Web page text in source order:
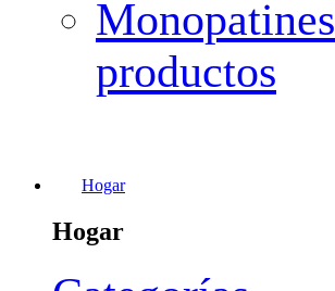
Monopatines
productos
Hogar
Hogar